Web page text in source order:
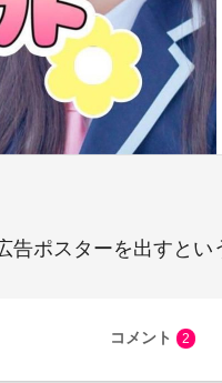
告ポスターを出すとい
コメント 2